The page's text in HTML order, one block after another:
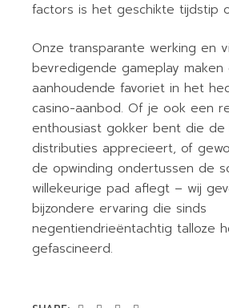
factors is het geschikte tijdstip
Onze transparante werking en
bevredigende gameplay
aanhoudende favoriet in het
casino-aanbod. Of je ook een
enthousiast gokker bent die de
distributies apprecieert, of
de opwinding ondertussen de
willekeurige pad aflegt – wij
bijzondere ervaring die sinds
negentiendrieëntachtig talloze
gefascineerd.